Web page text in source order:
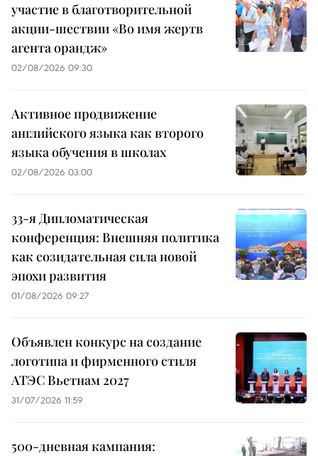
участие в благотворительной
акции-шествии «Во имя жертв
агента орандж»
02/08/2026 09:30
Активное продвижение
английского языка как второго
языка обучения в школах
02/08/2026 03:00
33-я Дипломатическая
конференция: Внешняя политика
как созидательная сила новой
эпохи развития
01/08/2026 09:27
Объявлен конкурс на создание
логотипа и фирменного стиля
АТЭС Вьетнам 2027
31/07/2026 11:59
500-дневная кампания: